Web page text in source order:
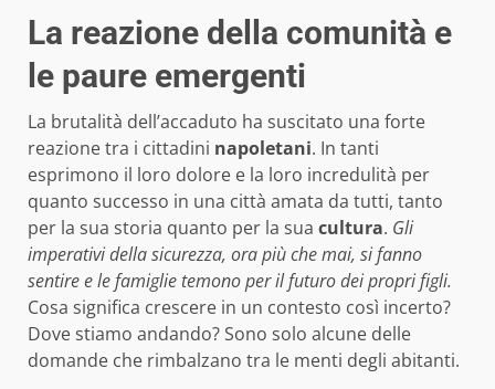
La reazione della comunità e
le paure emergenti
La brutalità dell’accaduto ha suscitato una forte
reazione tra i cittadini napoletani. In tanti
esprimono il loro dolore e la loro incredulità per
quanto successo in una città amata da tutti, tanto
per la sua storia quanto per la sua cultura. Gli
imperativi della sicurezza, ora più che mai, si fanno
sentire e le famiglie temono per il futuro dei propri figli.
Cosa significa crescere in un contesto così incerto?
Dove stiamo andando? Sono solo alcune delle
domande che rimbalzano tra le menti degli abitanti.